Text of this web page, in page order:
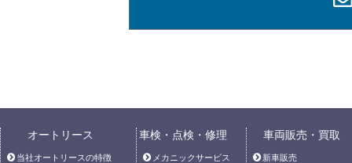
オートリース
当社オートリースの特徴
車検・点検・修理
メカニックサービス
車両販売・買取
新車販売